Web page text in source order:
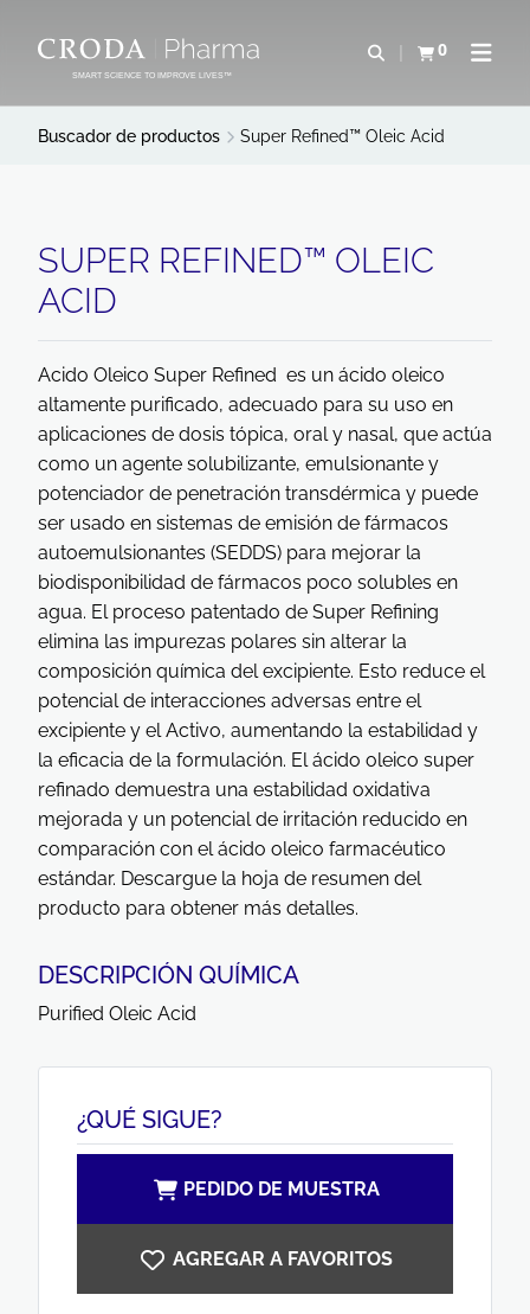
CONTENIDOSMART SCIENCE TO IMPROVE LIVES™
Abrir0
Ver carritoAbrir
Buscador de productos Super Refined™ Oleic Acid
SUPER REFINED™ OLEIC
ACID
Acido Oleico Super Refined es un ácido oleico
altamente purificado, adecuado para su uso en
aplicaciones de dosis tópica, oral y nasal, que actúa
como un agente solubilizante, emulsionante y
potenciador de penetración transdérmica y puede
ser usado en sistemas de emisión de fármacos
autoemulsionantes (SEDDS) para mejorar la
biodisponibilidad de fármacos poco solubles en
agua. El proceso patentado de Super Refining
elimina las impurezas polares sin alterar la
composición química del excipiente. Esto reduce el
potencial de interacciones adversas entre el
excipiente y el Activo, aumentando la estabilidad y
la eficacia de la formulación. El ácido oleico super
refinado demuestra una estabilidad oxidativa
mejorada y un potencial de irritación reducido en
comparación con el ácido oleico farmacéutico
estándar. Descargue la hoja de resumen del
producto para obtener más detalles.
DESCRIPCIÓN QUÍMICA
Purified Oleic Acid
¿QUÉ SIGUE?
PEDIDO DE MUESTRA
AGREGAR A FAVORITOS